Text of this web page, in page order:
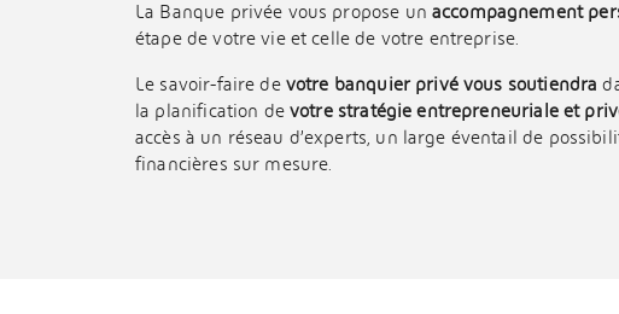
La Banque privée vous propose un accompagnement
étape de votre vie et celle de votre entreprise.
Le savoir-faire de votre banquier privé vous soutiendra
la planification devotre stratégie entrepreneuriale et
accès à un réseau d’experts, un large éventail de
financières sur mesure.